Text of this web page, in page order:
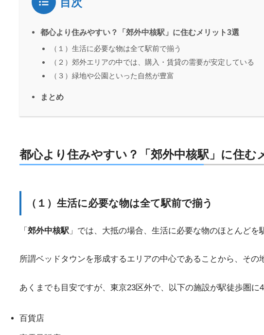
都心より住みやすい？「郊外中核駅」に住むメリット3選
（１）生活に必要な物は全て駅前で揃う
（２）郊外エリアの中では、購入・賃貸の需要が安定している
（３）緑地や公園といった自然が豊富
まとめ
都心より住みやすい？「郊外中核駅」に住む
（１）生活に必要な物は全て駅前で揃う
「 郊外中核駅 」では、大抵の場合、生活に必要な物のほとんどを
所謂ベッドタウンを形成するエリアの中心であることから、その
あくまでも目安ですが、東京23区外で、以下の施設が駅徒歩圏に
百貨店